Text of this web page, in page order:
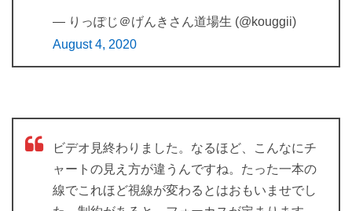
— りっぽじ＠げんきさん道場生 (@kouggii)
August 4, 2020
ビデオ見終わりました。なるほど、こんなにチ
ャートの見え方が違うんですね。たった一本の
線でこれほど視線が変わるとはおもいませでし